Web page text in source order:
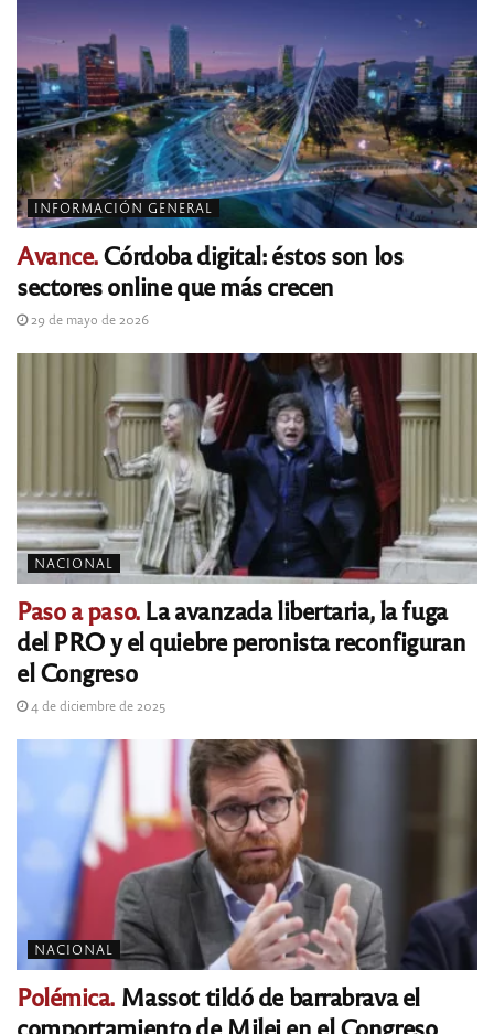
INFORMACIÓN GENERAL
Avance.Córdoba digital: éstos son los
sectores online que más crecen
29 de mayo de 2026
NACIONAL
Paso a paso.La avanzada libertaria, la fuga
del PRO y el quiebre peronista reconfiguran
el Congreso
4 de diciembre de 2025
NACIONAL
Polémica. Massot tildó de barrabrava el
comportamiento de Milei en el Congreso